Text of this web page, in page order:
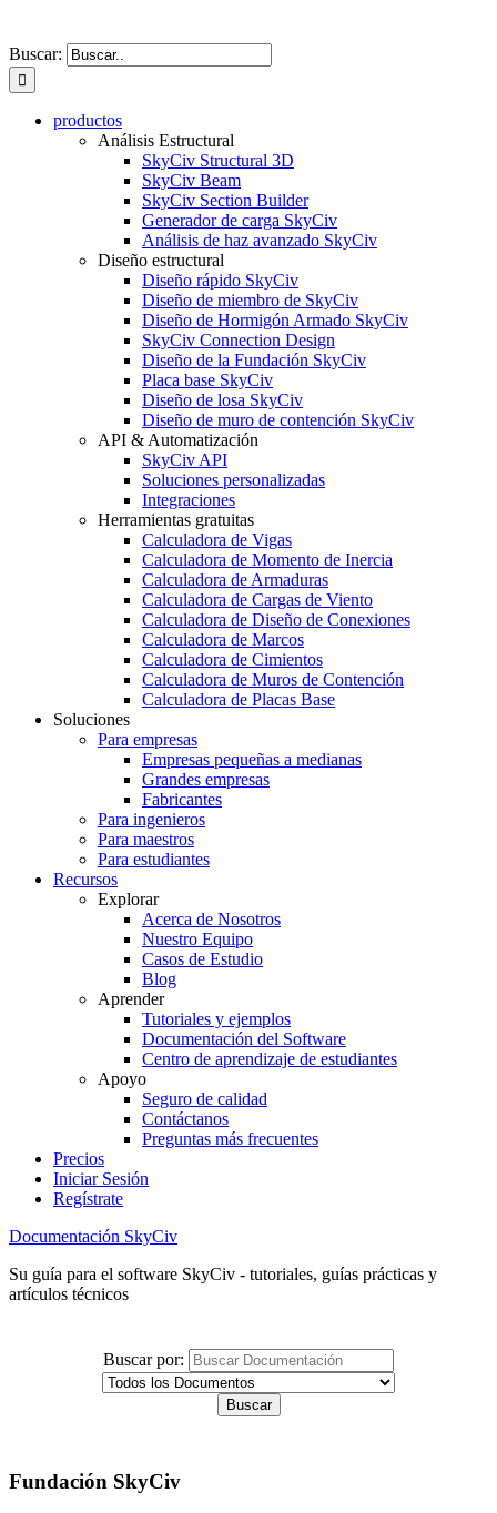
Buscar:
productos
Análisis Estructural
SkyCiv Structural 3D
SkyCiv Beam
SkyCiv Section Builder
Generador de carga SkyCiv
Análisis de haz avanzado SkyCiv
Diseño estructural
Diseño rápido SkyCiv
Diseño de miembro de SkyCiv
Diseño de Hormigón Armado SkyCiv
SkyCiv Connection Design
Diseño de la Fundación SkyCiv
Placa base SkyCiv
Diseño de losa SkyCiv
Diseño de muro de contención SkyCiv
API & Automatización
SkyCiv API
Soluciones personalizadas
Integraciones
Herramientas gratuitas
Calculadora de Vigas
Calculadora de Momento de Inercia
Calculadora de Armaduras
Calculadora de Cargas de Viento
Calculadora de Diseño de Conexiones
Calculadora de Marcos
Calculadora de Cimientos
Calculadora de Muros de Contención
Calculadora de Placas Base
Soluciones
Para empresas
Empresas pequeñas a medianas
Grandes empresas
Fabricantes
Para ingenieros
Para maestros
Para estudiantes
Recursos
Explorar
Acerca de Nosotros
Nuestro Equipo
Casos de Estudio
Blog
Aprender
Tutoriales y ejemplos
Documentación del Software
Centro de aprendizaje de estudiantes
Apoyo
Seguro de calidad
Contáctanos
Preguntas más frecuentes
Precios
Iniciar Sesión
Regístrate
Documentación SkyCiv
Su guía para el software SkyCiv - tutoriales, guías prácticas y
artículos técnicos
Buscar por:
Fundación SkyCiv